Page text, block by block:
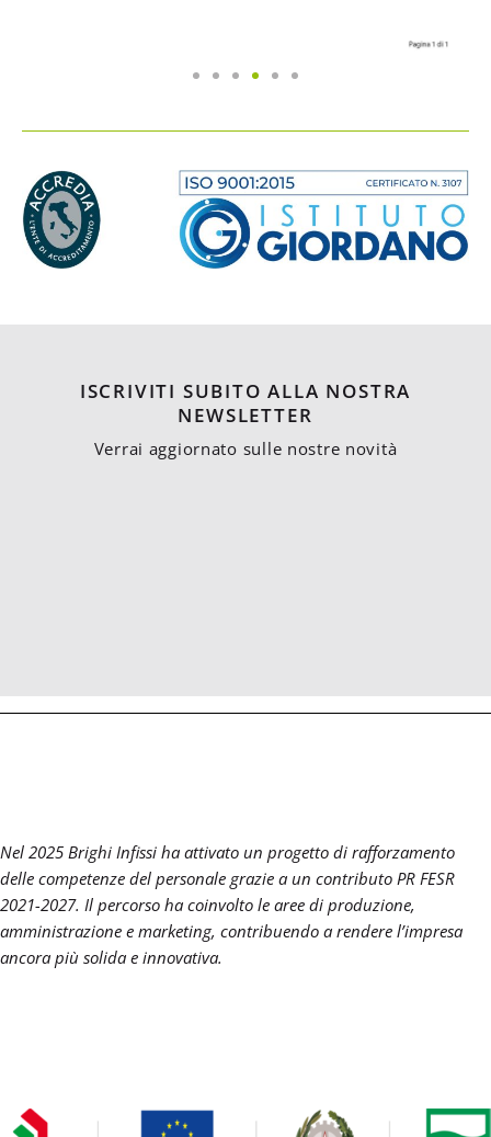
ISCRIVITI SUBITO ALLA NOSTRA
NEWSLETTER
Verrai aggiornato sulle nostre novità
Nel 2025 Brighi Infissi ha attivato un progetto di rafforzamento
delle competenze del personale grazie a un contributo PR FESR
2021-2027. Il percorso ha coinvolto le aree di produzione,
amministrazione e marketing, contribuendo a rendere l’impresa
ancora più solida e innovativa.